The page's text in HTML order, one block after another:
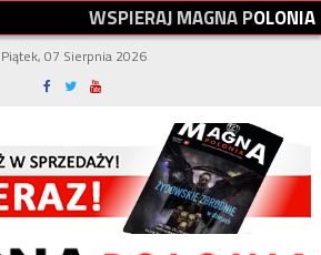
WSPIERAJMAGNAPOLONIA
Piątek, 07 Sierpnia 2026